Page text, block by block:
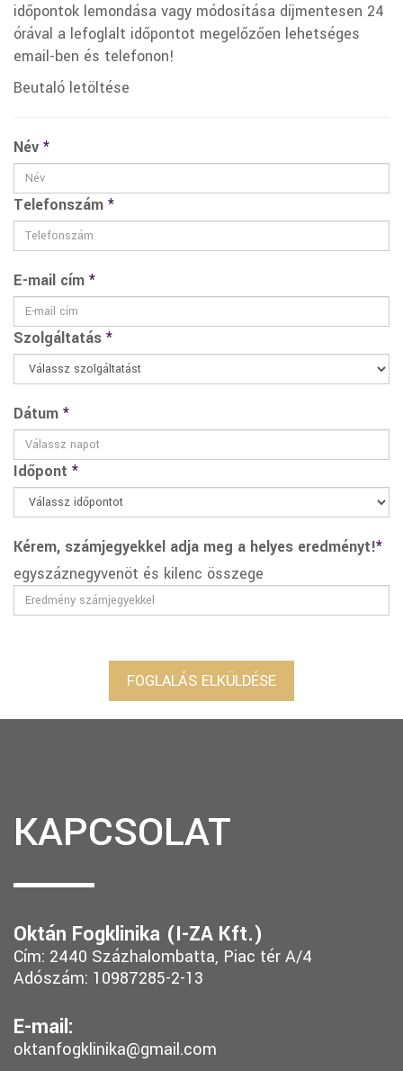
időpontok lemondása vagy módosítása díjmentesen 24
órával a lefoglalt időpontot megelőzően lehetséges
email-ben és telefonon!
Beutaló letöltése
Név *
Telefonszám *
E-mail cím *
Szolgáltatás *
Dátum *
Időpont *
Kérem, számjegyekkel adja meg a helyes eredményt!*
egyszáznegyvenöt és kilenc összege
FOGLALÁS ELKÜLDÉSE
KAPCSOLAT
Oktán Fogklinika (I-ZA Kft.)
Cím: 2440 Százhalombatta, Piac tér A/4
Adószám: 10987285-2-13
E-mail:
oktanfogklinika@gmail.com